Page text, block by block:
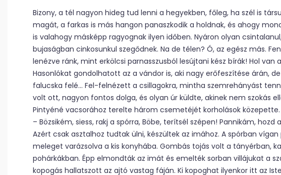
Bizony, a tél nagyon hideg tud lenni a hegyekben, főleg, ha szél is
magát, a farkas is más hangon panaszkodik a holdnak, és ahogy
is valahogy másképp ragyognak ilyen időben. Nyáron olyan
bujaságban cinkosunkul szegődnek. Na de télen? Ó, az egész más.
lenézve ránk, mint erkölcsi parnasszusból lesújtani kész bírák! Hol van
Hasonlókat gondolhatott az a vándor is, aki nagy erőfeszítése árán,
falucska felé… Fel-felnézett a csillagokra, mintha szemrehányást
volt ott, nagyon fontos dolga, és olyan úr küldte, akinek nem szokás
Pintyéné vacsorához terelte három csemetéjét korholások közepette.
– Bözsikém, siess, rakj a spórra, Böbe, terítsél szépen! Pannikám, hozd
Azért csak asztalhoz tudtak ülni, készültek az imához. A spórban
meleget varázsolva a kis konyhába. Gombás tojás volt a tányérban,
pohárkákban. Épp elmondták az imát és emelték sorban villájukat a
kopogás hallatszott az ajtó vastag fáján. Ki kopoghat ilyenkor itt az